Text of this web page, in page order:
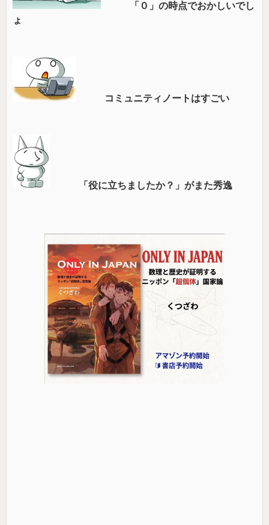
「０」の時点でおかしいでし
ょ
コミュニティノートはすごい
「役に立ちましたか？」がまた秀逸